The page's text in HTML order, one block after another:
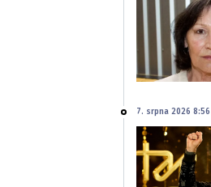
7. srpna 2026 8:56